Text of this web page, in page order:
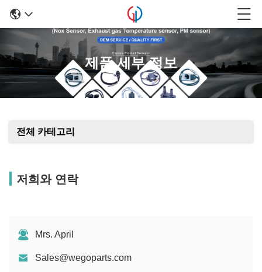
제품 세부 정보
전체 카테고리
저희와 연락
Mrs. April
Sales@wegoparts.com